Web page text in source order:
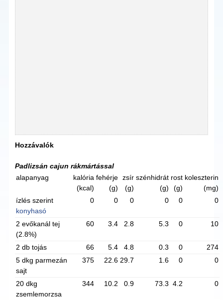
Hozzávalók
Padlizsán cajun rákmártással
alapanyag
kalória
(kcal)
fehérje
(g)
zsír
(g)
szénhidrát
(g)
rost
(g)
koleszterin
(mg)
ízlés szerint
konyhasó
0 0 0 0 0 0
2 evőkanál tej
(2.8%)
60 3.4 2.8 5.3 0 10
2 db tojás 66 5.4 4.8 0.3 0
274
5 dkg parmezán
sajt
375 22.6 29.7 1.6 0 0
20 dkg
zsemlemorzsa
344 10.2 0.9 73.3 4.2 0